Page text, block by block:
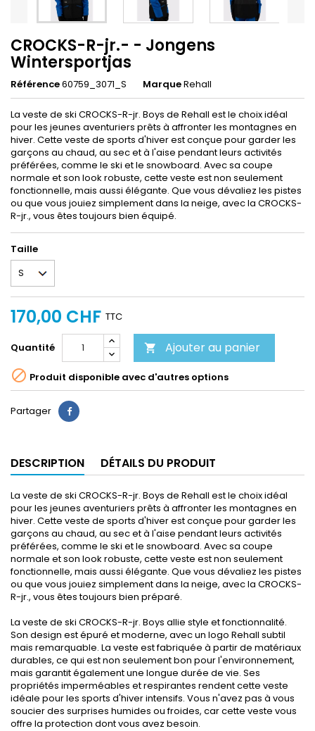
CROCKS-R-jr.- - Jongens
Wintersportjas
Référence60759_3071_S MarqueRehall
La veste de ski CROCKS-R-jr. Boys de Rehall est le choix idéal
pour les jeunes aventuriers prêts à affronter les montagnes en
hiver. Cette veste de sports d'hiver est conçue pour garder les
garçons au chaud, au sec et à l'aise pendant leurs activités
préférées, comme le ski et le snowboard. Avec sa coupe
normale et son look robuste, cette veste est non seulement
fonctionnelle, mais aussi élégante. Que vous dévaliez les pistes
ou que vous jouiez simplement dans la neige, avec la CROCKS-
R-jr., vous êtes toujours bien équipé.
Taille
170,00 CHF TTC
Quantité  Ajouter au panier
 Produit disponible avec d'autres options
Partager
DESCRIPTION DÉTAILS DU PRODUIT
La veste de ski CROCKS-R-jr. Boys de Rehall est le choix idéal
pour les jeunes aventuriers prêts à affronter les montagnes en
hiver. Cette veste de sports d'hiver est conçue pour garder les
garçons au chaud, au sec et à l'aise pendant leurs activités
préférées, comme le ski et le snowboard. Avec sa coupe
normale et son look robuste, cette veste est non seulement
fonctionnelle, mais aussi élégante. Que vous dévaliez les pistes
ou que vous jouiez simplement dans la neige, avec la CROCKS-
R-jr., vous êtes toujours bien préparé.
La veste de ski CROCKS-R-jr. Boys allie style et fonctionnalité.
Son design est épuré et moderne, avec un logo Rehall subtil
mais remarquable. La veste est fabriquée à partir de matériaux
durables, ce qui est non seulement bon pour l'environnement,
mais garantit également une longue durée de vie. Ses
propriétés imperméables et respirantes rendent cette veste
idéale pour les sports d'hiver intensifs. Vous n'avez pas à vous
soucier des surprises humides ou froides, car cette veste vous
offre la protection dont vous avez besoin.